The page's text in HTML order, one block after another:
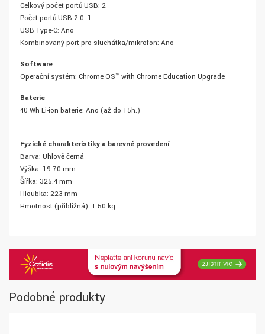
Celkový počet portů USB: 2
Počet portů USB 2.0: 1
USB Type-C: Ano
Kombinovaný port pro sluchátka/mikrofon: Ano
Software
Operační systém: Chrome OS™ with Chrome Education Upgrade
Baterie
40 Wh Li-ion baterie: Ano (až do 15h.)
Fyzické charakteristiky a barevné provedení
Barva: Uhlově černá
Výška: 19.70 mm
Šířka: 325.4 mm
Hloubka: 223 mm
Hmotnost (přibližná): 1.50 kg
Podobné produkty